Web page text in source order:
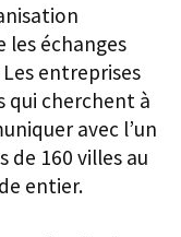
échanges
entreprises
qui cherchent à
avec l’un
de 160 villes au
entier.